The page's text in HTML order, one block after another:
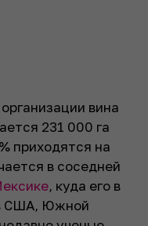
вина
231 000 га
приходятся на
в соседней
, куда его в
США, Южной